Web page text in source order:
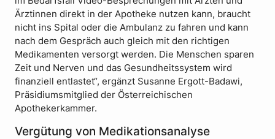
Ärztinnen direkt in der Apotheke nutzen kann, braucht
nicht ins Spital oder die Ambulanz zu fahren und kann
nach dem Gespräch auch gleich mit den richtigen
Medikamenten versorgt werden. Die Menschen sparen
Zeit und Nerven und das Gesundheitssystem wird
finanziell entlastet“, ergänzt Susanne Ergott-Badawi,
Präsidiumsmitglied der Österreichischen
Apothekerkammer.
Vergütung von Medikationsanalyse